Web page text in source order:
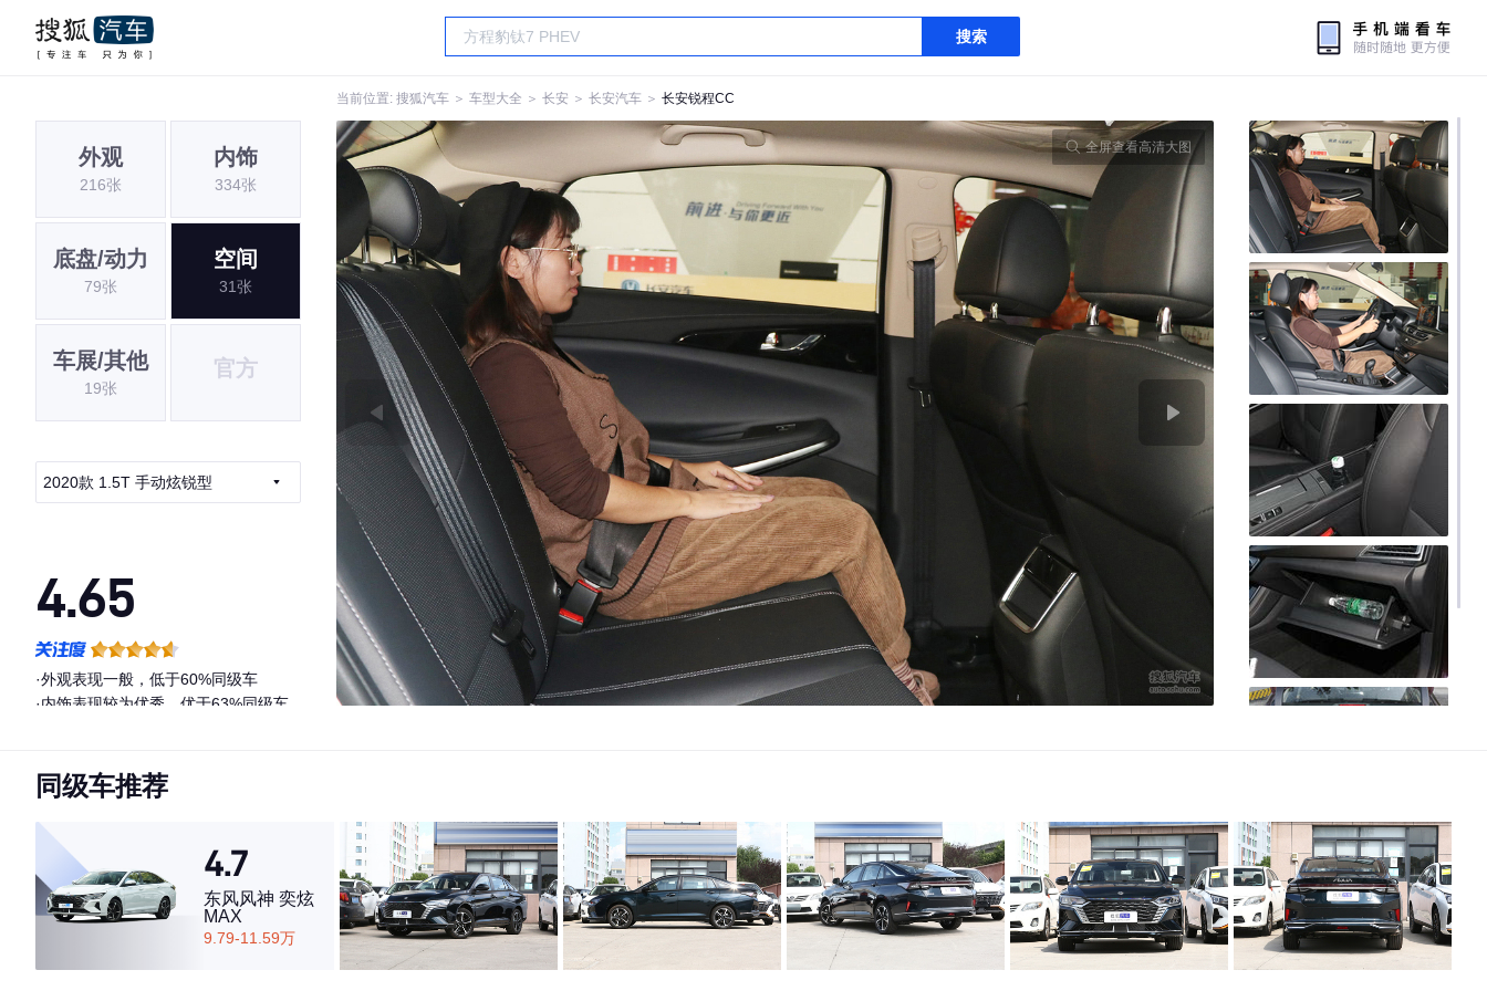
搜索
当前位置: 搜狐汽车 ＞ 车型大全 ＞ 长安 ＞ 长安汽车 ＞ 长安锐程CC
外观
216张
内饰
334张
底盘/动力
79张
空间
31张
车展/其他
19张
官方
2020款 1.5T 手动炫锐型
4.65
·外观表现一般，低于60%同级车
·内饰表现较为优秀，优于63%同级车
全屏查看高清大图
同级车推荐
4.7
东风风神 奕炫
MAX
9.79-11.59万